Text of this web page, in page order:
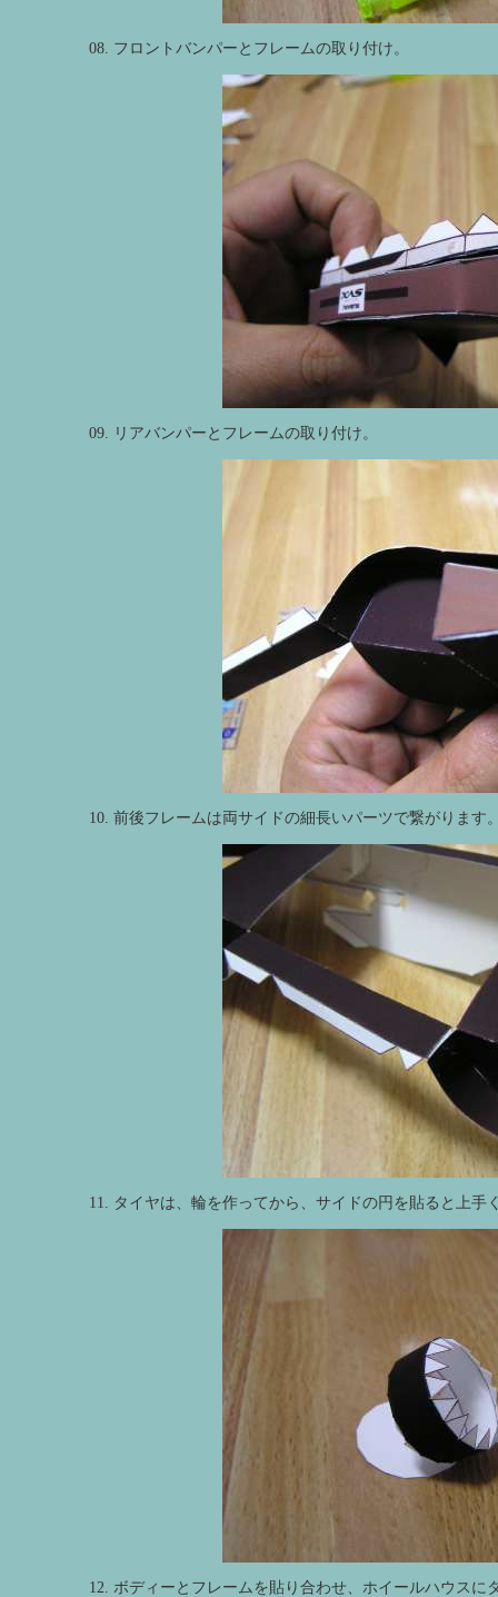
08. フロントバンパーとフレームの取り付け。
09. リアバンパーとフレームの取り付け。
10. 前後フレームは両サイドの細長いパーツで繋がります
11. タイヤは、輪を作ってから、サイドの円を貼ると上手
12. ボディーとフレームを貼り合わせ、ホイールハウス